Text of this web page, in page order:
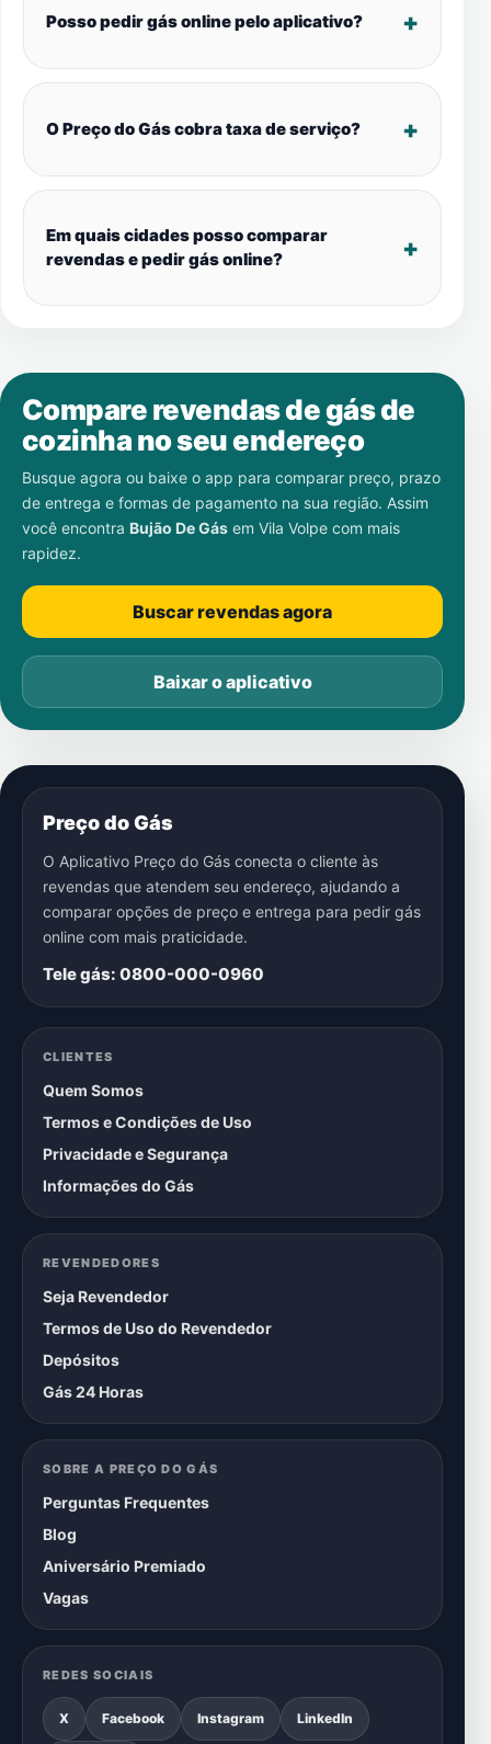
Posso pedir gás online pelo aplicativo?
O Preço do Gás cobra taxa de serviço?
Em quais cidades posso comparar
revendas e pedir gás online?
Compare revendas de gás de
cozinha no seu endereço
Busque agora ou baixe o app para comparar preço, prazo
de entrega e formas de pagamento na sua região. Assim
você encontra Bujão De Gás em Vila Volpe com mais
rapidez.
Buscar revendas agora
Baixar o aplicativo
Preço do Gás
O Aplicativo Preço do Gás conecta o cliente às
revendas que atendem seu endereço, ajudando a
comparar opções de preço e entrega para pedir gás
online com mais praticidade.
Tele gás: 0800-000-0960
CLIENTES
Quem Somos
Termos e Condições de Uso
Privacidade e Segurança
Informações do Gás
REVENDEDORES
Seja Revendedor
Termos de Uso do Revendedor
Depósitos
Gás 24 Horas
SOBRE A PREÇO DO GÁS
Perguntas Frequentes
Blog
Aniversário Premiado
Vagas
REDES SOCIAIS
X Facebook Instagram LinkedIn